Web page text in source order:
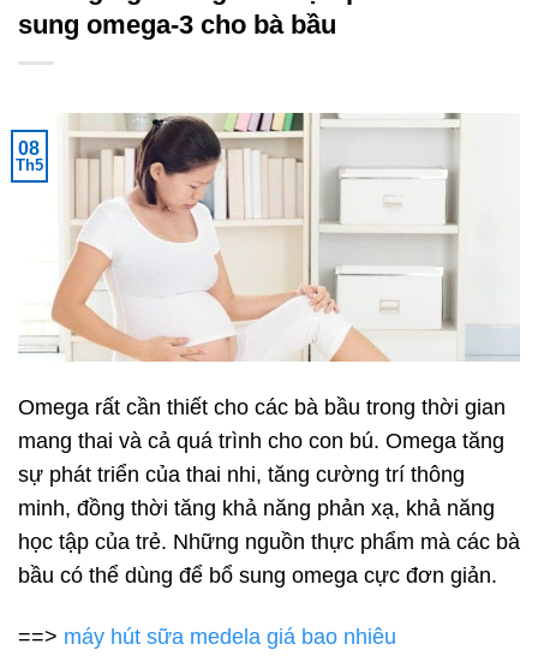
sung omega-3 cho bà bầu
08
Th5
Omega rất cần thiết cho các bà bầu trong thời gian
mang thai và cả quá trình cho con bú. Omega tăng
sự phát triển của thai nhi, tăng cường trí thông
minh, đồng thời tăng khả năng phản xạ, khả năng
học tập của trẻ. Những nguồn thực phẩm mà các bà
bầu có thể dùng để bổ sung omega cực đơn giản.
==> máy hút sữa medela giá bao nhiêu